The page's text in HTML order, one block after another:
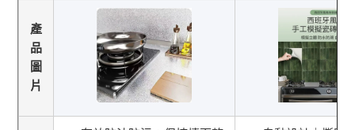
產
品
圖
片